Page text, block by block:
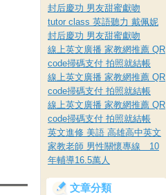
封后慶功 男友甜蜜獻吻
tutor class 英語聽力 戴佩妮
封后慶功 男友甜蜜獻吻
線上英文廣播 家教網推薦 QR
code掃碼支付 拍照就結帳
線上英文廣播 家教網推薦 QR
code掃碼支付 拍照就結帳
線上英文廣播 家教網推薦 QR
code掃碼支付 拍照就結帳
英文進修 美語 高雄高中英文
家教老師 男性關懷專線 10
年輔導16.5萬人
文章分類